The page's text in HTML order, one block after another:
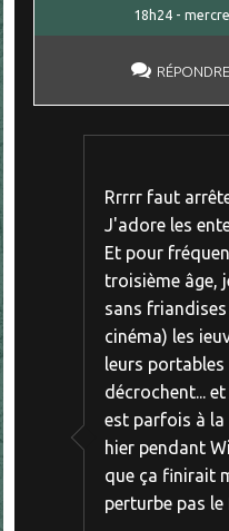
18h24 -
Rrrrr faut
J'adore les
Et pour
troisième âge,
sans
cinéma) les
leurs
décrochent...
est parfois à la
hier pendant
que ça finirait
perturbe pas le